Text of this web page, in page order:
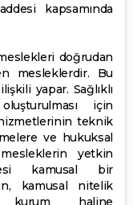
kapsamında
doğrudan
mesleklerdir. Bu
yapar. Sağlıklı
için
teknik
ve hukuksal
yetkin
kamusal bir
kamusal nitelik
kurum haline